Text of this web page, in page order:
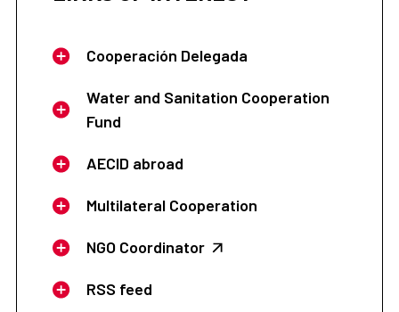
Cooperación Delegada
Water and Sanitation Cooperation
Fund
AECID abroad
Multilateral Cooperation
NGO Coordinator
RSS feed